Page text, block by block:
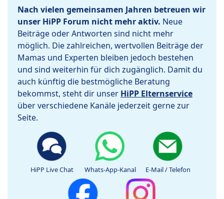
Nach vielen gemeinsamen Jahren betreuen wir
unser HiPP Forum nicht mehr aktiv. Neue
Beiträge oder Antworten sind nicht mehr
möglich. Die zahlreichen, wertvollen Beiträge der
Mamas und Experten bleiben jedoch bestehen
und sind weiterhin für dich zugänglich. Damit du
auch künftig die bestmögliche Beratung
bekommst, steht dir unser HiPP Elternservice
über verschiedene Kanäle jederzeit gerne zur
Seite.
HiPP Live Chat Whats-App-Kanal E-Mail / Telefon